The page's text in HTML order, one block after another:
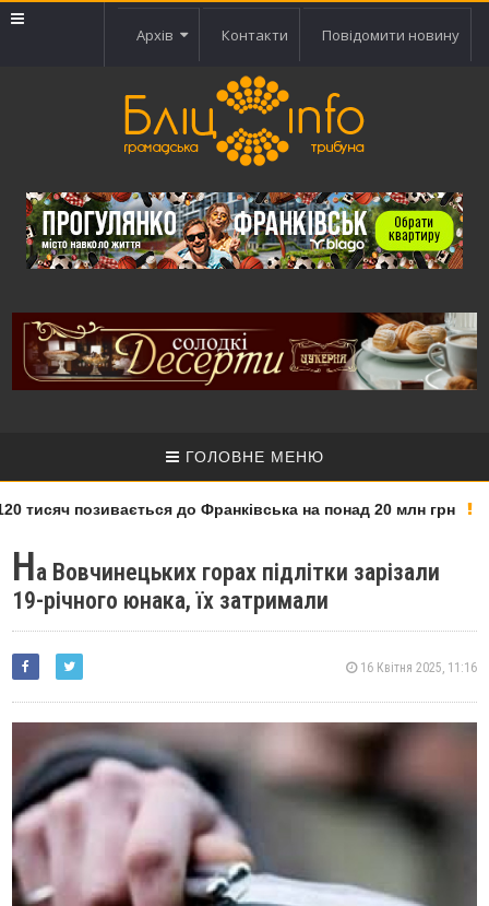
Архів Контакти Повідомити новину
ГОЛОВНЕ МЕНЮ
тисяч позивається до Франківська на понад 20 млн грн
На Вовчинецьких горах підлітки зарізали
19-річного юнака, їх затримали
16 Квітня 2025, 11:16